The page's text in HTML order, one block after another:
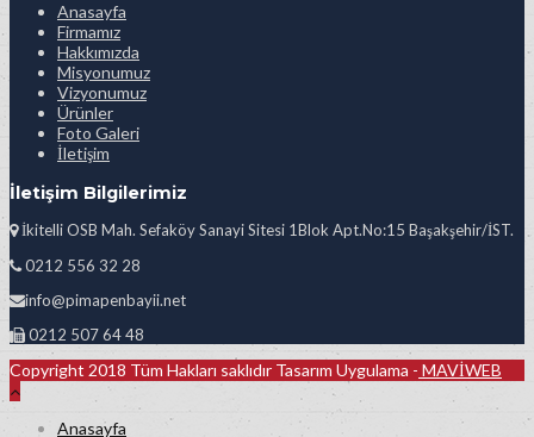
Anasayfa
Firmamız
Hakkımızda
Misyonumuz
Vizyonumuz
Ürünler
Foto Galeri
İletişim
İletişim Bilgilerimiz
İkitelli OSB Mah. Sefaköy Sanayi Sitesi 1Blok Apt.No:15 Başakşehir/İST.
0212 556 32 28
info@pimapenbayii.net
0212 507 64 48
Copyright 2018 Tüm Hakları saklıdır Tasarım Uygulama - MAVİWEB
Anasayfa